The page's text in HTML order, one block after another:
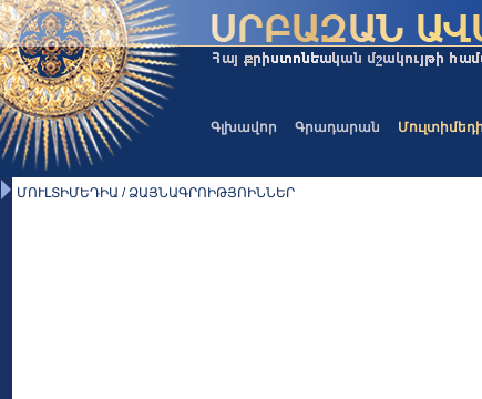
Գլխավոր Գրադարան
ՄՈՒԼՏԻՄԵԴԻԱ / ՁԱՅՆԱԳՐՈԻԹՅՈԻՆՆԵՐ